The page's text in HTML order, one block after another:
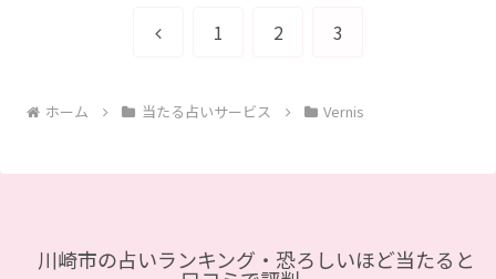
前
1 2 3
ホーム 当たる占いサービス Vernis
川崎市の占いランキング・恐ろしいほど当たると